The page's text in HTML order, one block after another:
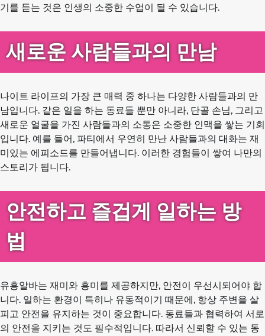
기를 듣는 것은 인생의 소중한 수업이 될 수 있습니다.
새로운 사람들과의 만남
나이트 라이프의 가장 큰 매력 중 하나는 다양한 사람들과의 만
남입니다. 같은 일을 하는 동료들 뿐만 아니라, 단골 손님, 그리고
새로운 얼굴을 가진 사람들과의 소통은 소중한 인맥을 쌓는 기회
입니다. 예를 들어, 파티에서 우연히 만난 사람들과의 대화는 재
미있는 에피소드를 만들어냅니다. 이러한 경험들이 쌓여 나만의
스토리가 됩니다.
안전하고 즐겁게 일하는 방
법
유흥알바는 재미와 흥미를 제공하지만, 안전이 우선시되어야 합
니다. 일하는 환경이 특히나 유동적이기 때문에, 항상 주변을 살
피고 안전을 유지하는 것이 중요합니다. 동료들과 협력하여 서로
의 안전을 지키는 것도 필수적입니다. 따라서 신뢰할 수 있는 동